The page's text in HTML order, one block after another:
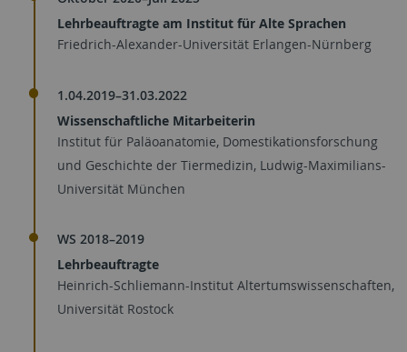
Lehrbeauftragte am Institut für Alte Sprachen
Friedrich-Alexander-Universität Erlangen-Nürnberg
1.04.2019–31.03.2022
Wissenschaftliche Mitarbeiterin
Institut für Paläoanatomie, Domestikationsforschung
und Geschichte der Tiermedizin, Ludwig-Maximilians-
Universität München
WS 2018–2019
Lehrbeauftragte
Heinrich-Schliemann-Institut Altertumswissenschaften,
Universität Rostock